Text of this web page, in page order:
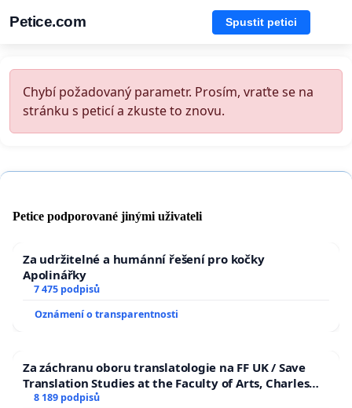
Petice.com Spustit petici
Chybí požadovaný parametr. Prosím, vraťte se na
stránku s peticí a zkuste to znovu.
Petice podporované jinými uživateli
Za udržitelné a humánní řešení pro kočky
Apolinářky
7 475 podpisů
Oznámení o transparentnosti
Za záchranu oboru translatologie na FF UK / Save
Translation Studies at the Faculty of Arts, Charles
University
8 189 podpisů